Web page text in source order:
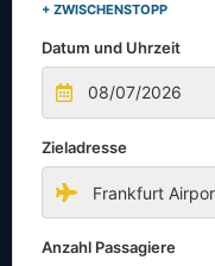
+ ZWISCHENSTOPP
Datum und Uhrzeit
Zieladresse
Anzahl Passagiere